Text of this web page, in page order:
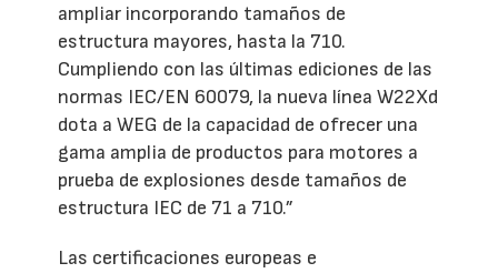
ampliar incorporando tamaños de
estructura mayores, hasta la 710.
Cumpliendo con las últimas ediciones de las
normas IEC/EN 60079, la nueva línea W22Xd
dota a WEG de la capacidad de ofrecer una
gama amplia de productos para motores a
prueba de explosiones desde tamaños de
estructura IEC de 71 a 710.”
Las certificaciones europeas e